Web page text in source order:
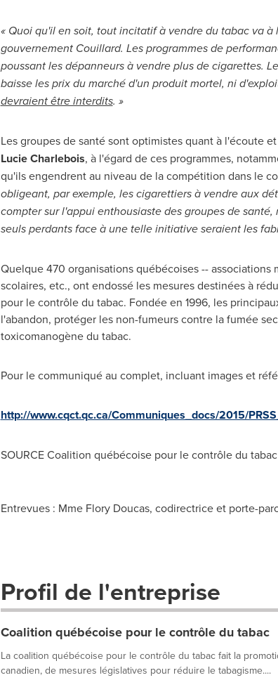
« Quoi qu'il en soit, tout incitatif à vendre du tabac va
gouvernement Couillard. Les programmes de
poussant les dépanneurs à vendre plus de cigarettes.
baisse les prix du marché d'un produit mortel, ni
devraient être interdits. »
Les groupes de santé sont optimistes quant à l'écoute
Lucie Charlebois, à l'égard de ces programmes,
qu'ils engendrent au niveau de la compétition dans le
obligeant, par exemple, les cigarettiers à vendre aux
compter sur l'appui enthousiaste des groupes de
seuls perdants face à une telle initiative seraient les
Quelque 470 organisations québécoises --
scolaires, etc., ont endossé les mesures destinées à
pour le contrôle du tabac. Fondée en 1996, les
l'abandon, protéger les non-fumeurs contre la fumée
toxicomanogène du tabac.
Pour le communiqué au complet, incluant images et
http://www.cqct.qc.ca/Communiques_docs/2015/
SOURCE Coalition québécoise pour le contrôle du tabac
Entrevues : Mme Flory Doucas, codirectrice et porte-
Profil de l'entreprise
Coalition québécoise pour le contrôle du tabac
La coalition québécoise pour le contrôle du tabac fait la
canadien, de mesures législatives pour réduire le tabagisme....